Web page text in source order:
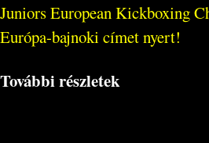
Juniors European Kickboxing
Európa-bajnoki címet nyert!
További részletek